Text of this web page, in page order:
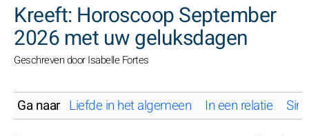
Kreeft: Horoscoop September
2026 met uw geluksdagen
Geschreven door Isabelle Fortes
Ga naar Liefde in het algemeen In een relatie